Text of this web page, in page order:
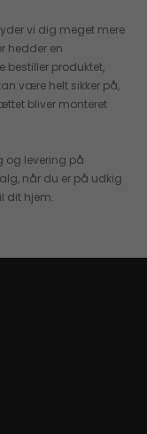
vi dig meget mere
hedder en
bestiller produktet,
være helt sikker på,
bliver monteret
og levering på
når du er på udkig
dit hjem.